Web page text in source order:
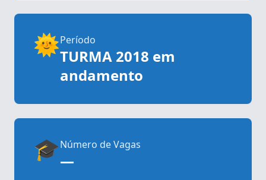
🌞Período
TURMA 2018 em
andamento
🎓Número de Vagas
—